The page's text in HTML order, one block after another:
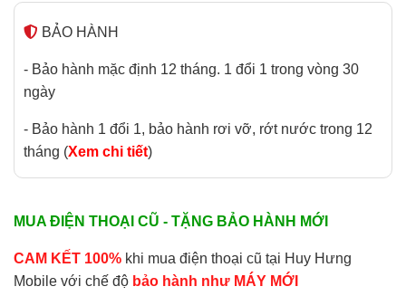
BẢO HÀNH
- Bảo hành mặc định 12 tháng. 1 đổi 1 trong vòng 30
ngày
- Bảo hành 1 đổi 1, bảo hành rơi vỡ, rớt nước trong 12
tháng (Xem chi tiết)
MUA ĐIỆN THOẠI CŨ - TẶNG BẢO HÀNH MỚI
CAM KẾT 100% khi mua điện thoại cũ tại Huy Hưng
Mobile với chế độ bảo hành như MÁY MỚI